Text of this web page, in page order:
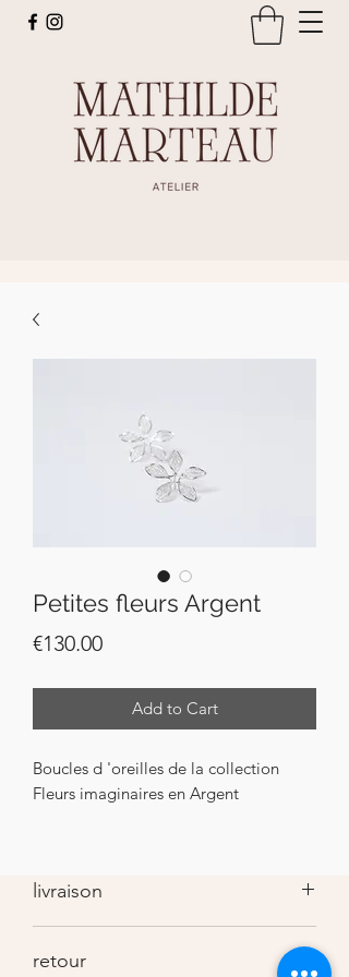
Petites fleurs Argent
€130.00Price
Add to Cart
Boucles d 'oreilles de la collection
Fleurs imaginaires en Argent
livraison
7 jours suivant votre commande. Votre
retour